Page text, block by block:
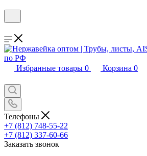
Избранные товары 0 Корзина 0
Телефоны
+7 (812) 748-55-22
+7 (812) 337-60-66
Заказать звонок